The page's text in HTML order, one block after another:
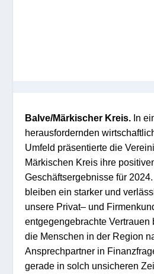
Balve/Märkischer Kreis. In ei
herausfordernden wir
Umfeld präsentierte die
Märkischen Kreis ihre posi
Geschäftsergebnisse für 2024
bleiben ein starker und
unsere Privat– und
entgegengebrachteVertrauen
die Menschen in der Region
Ansprechpartner in Finanz
gerade in solch unsicheren